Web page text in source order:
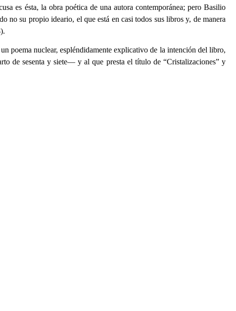
es ésta, la obra poética de una autora contemporánea; pero Basilio
no su propio ideario, el que está en casi todos sus libros y, de manera
poema nuclear, espléndidamente explicativo de la intención del libro,
de sesenta y siete— y al que presta el título de “Cristalizaciones” y